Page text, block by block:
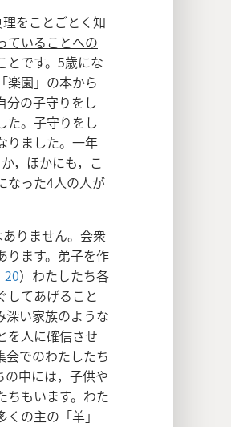
をことごとく知
ていることへの
とです。5歳にな
楽園」の本から
分の子守りをし
た。子守りをし
りました。一年
，ほかにも，こ
なった4人の人が
りません。会衆
ります。弟子を作
20）わたしたち各
してあげること
深い家族のような
を人に確信させ
会でのわたしたち
の中には，子供や
ちもいます。わた
の主の「羊」